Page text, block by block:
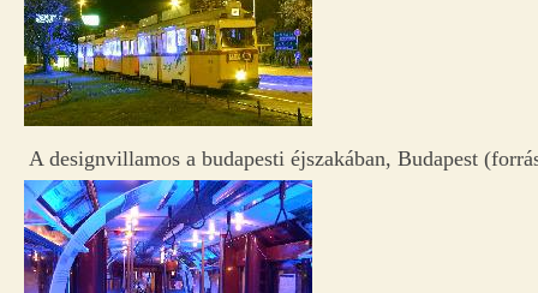
A designvillamos a budapesti éjszakában, Budapest